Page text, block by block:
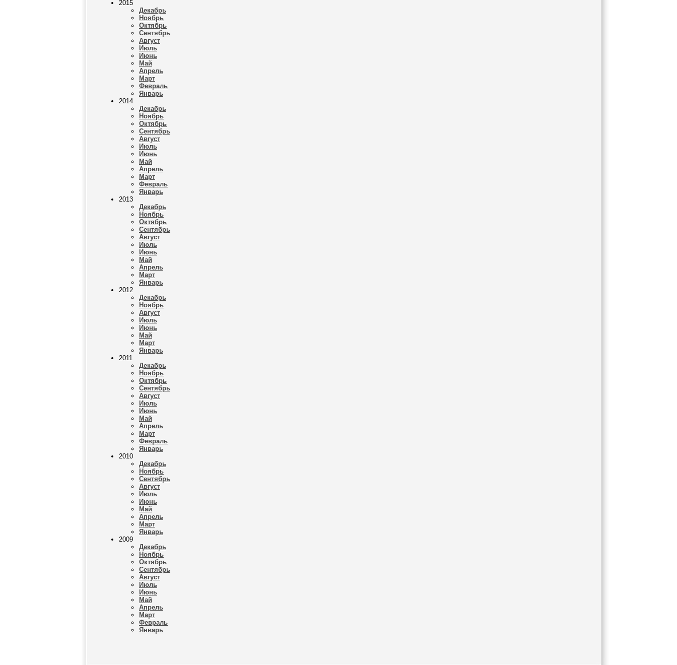
2015
Декабрь
Ноябрь
Октябрь
Сентябрь
Август
Июль
Июнь
Май
Апрель
Март
Февраль
Январь
2014
Декабрь
Ноябрь
Октябрь
Сентябрь
Август
Июль
Июнь
Май
Апрель
Март
Февраль
Январь
2013
Декабрь
Ноябрь
Октябрь
Сентябрь
Август
Июль
Июнь
Май
Апрель
Март
Январь
2012
Декабрь
Ноябрь
Август
Июль
Июнь
Май
Март
Январь
2011
Декабрь
Ноябрь
Октябрь
Сентябрь
Август
Июль
Июнь
Май
Апрель
Март
Февраль
Январь
2010
Декабрь
Ноябрь
Сентябрь
Август
Июль
Июнь
Май
Апрель
Март
Январь
2009
Декабрь
Ноябрь
Октябрь
Сентябрь
Август
Июль
Июнь
Май
Апрель
Март
Февраль
Январь